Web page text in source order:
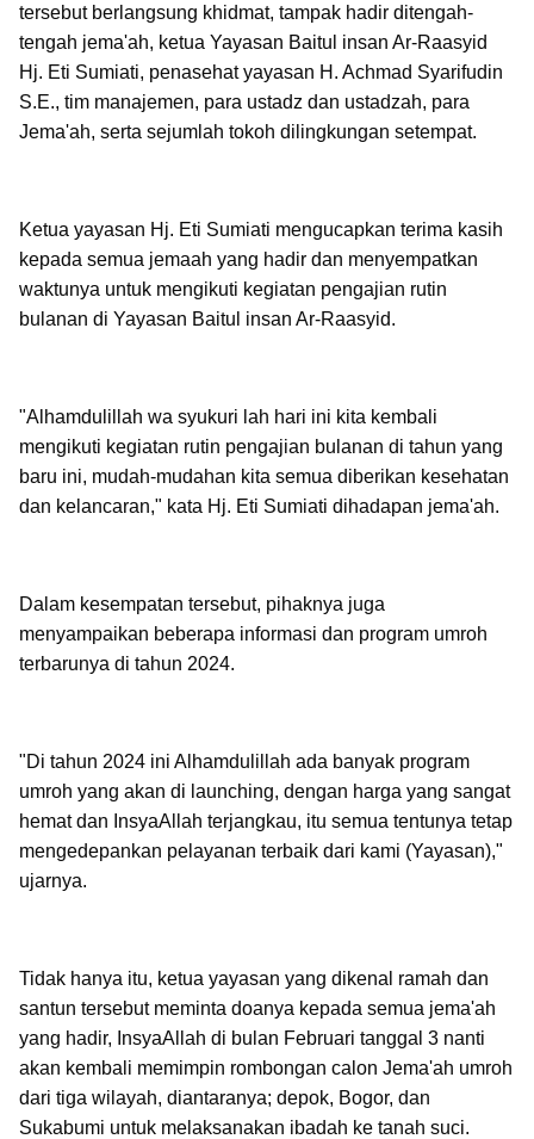
tersebut berlangsung khidmat, tampak hadir ditengah-
tengah jema'ah, ketua Yayasan Baitul insan Ar-Raasyid
Hj. Eti Sumiati, penasehat yayasan H. Achmad Syarifudin
S.E., tim manajemen, para ustadz dan ustadzah, para
Jema'ah, serta sejumlah tokoh dilingkungan setempat.
Ketua yayasan Hj. Eti Sumiati mengucapkan terima kasih
kepada semua jemaah yang hadir dan menyempatkan
waktunya untuk mengikuti kegiatan pengajian rutin
bulanan di Yayasan Baitul insan Ar-Raasyid.
"Alhamdulillah wa syukuri lah hari ini kita kembali
mengikuti kegiatan rutin pengajian bulanan di tahun yang
baru ini, mudah-mudahan kita semua diberikan kesehatan
dan kelancaran," kata Hj. Eti Sumiati dihadapan jema'ah.
Dalam kesempatan tersebut, pihaknya juga
menyampaikan beberapa informasi dan program umroh
terbarunya di tahun 2024.
"Di tahun 2024 ini Alhamdulillah ada banyak program
umroh yang akan di launching, dengan harga yang sangat
hemat dan InsyaAllah terjangkau, itu semua tentunya tetap
mengedepankan pelayanan terbaik dari kami (Yayasan),"
ujarnya.
Tidak hanya itu, ketua yayasan yang dikenal ramah dan
santun tersebut meminta doanya kepada semua jema'ah
yang hadir, InsyaAllah di bulan Februari tanggal 3 nanti
akan kembali memimpin rombongan calon Jema'ah umroh
dari tiga wilayah, diantaranya; depok, Bogor, dan
Sukabumi untuk melaksanakan ibadah ke tanah suci.